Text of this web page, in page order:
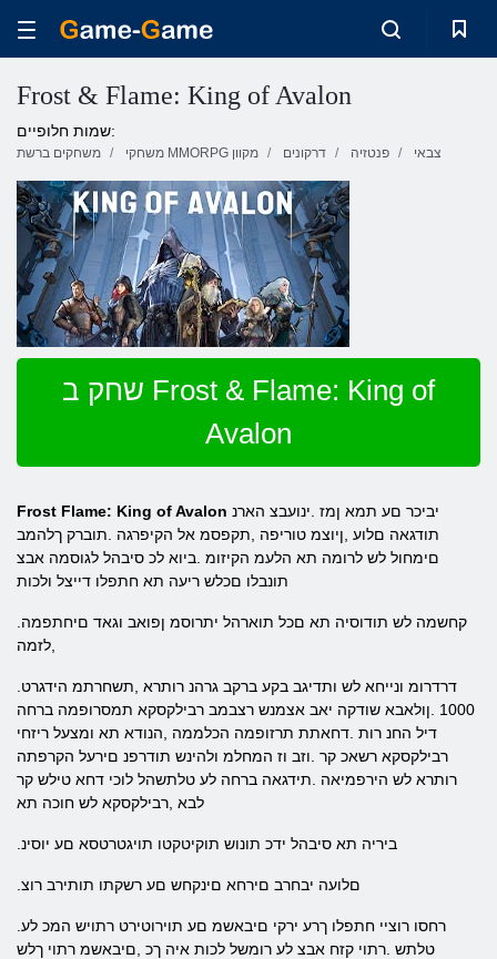
Frost & Flame: King of Avalon
שמות חלופיים:
משחקים ברשת משחקי MMORPG מקוון דרקונים פנטזיה צבאי
שחק ב Frost & Flame: King of
Avalon
Frost Flame: King of Avalon
תודגאה םלוע ,ןיוצמ טוריפה ,תקפסמ אל הקיפרגה .תוברק ךלהמב
םימחול לש לרומה תא הלעמ הקיזומ .ביוא לכ סיבהל לגוסמה אבצ
תונבלו םכלש ריעה תא חתפלו דייצל ולכות
,לזמה
1000 .ןולאבא שודקה יאב אצמנש רצבמב רבילקסקא תמסרופמה ברחה
דיל החנ רות .דחאתת תרזופמה הכלממה ,הנודא תא ומצעל ריזחי
רבילקסקא רשאכ קר .וזב וז המחלמ ולהינש תודרפנ םירעל הקרפתה
רותרא לש הירפמיאה .תידגאה ברחה לע טלתשהל לוכי דחא טילש קר
לבא ,רבילקסקא לש חוכה תא
.ביריה תא סיבהל ידכ תונוש תוקיטקטו תויגטרטסא םע יוסינ
.םלועה יבחרב םירחא םינקחש םע רשקתו תותירב רוצ
טלתש .רתוי קזח אבצ לע רומשל לכות איה ךכ ,םיבאשמ רתוי ךלש